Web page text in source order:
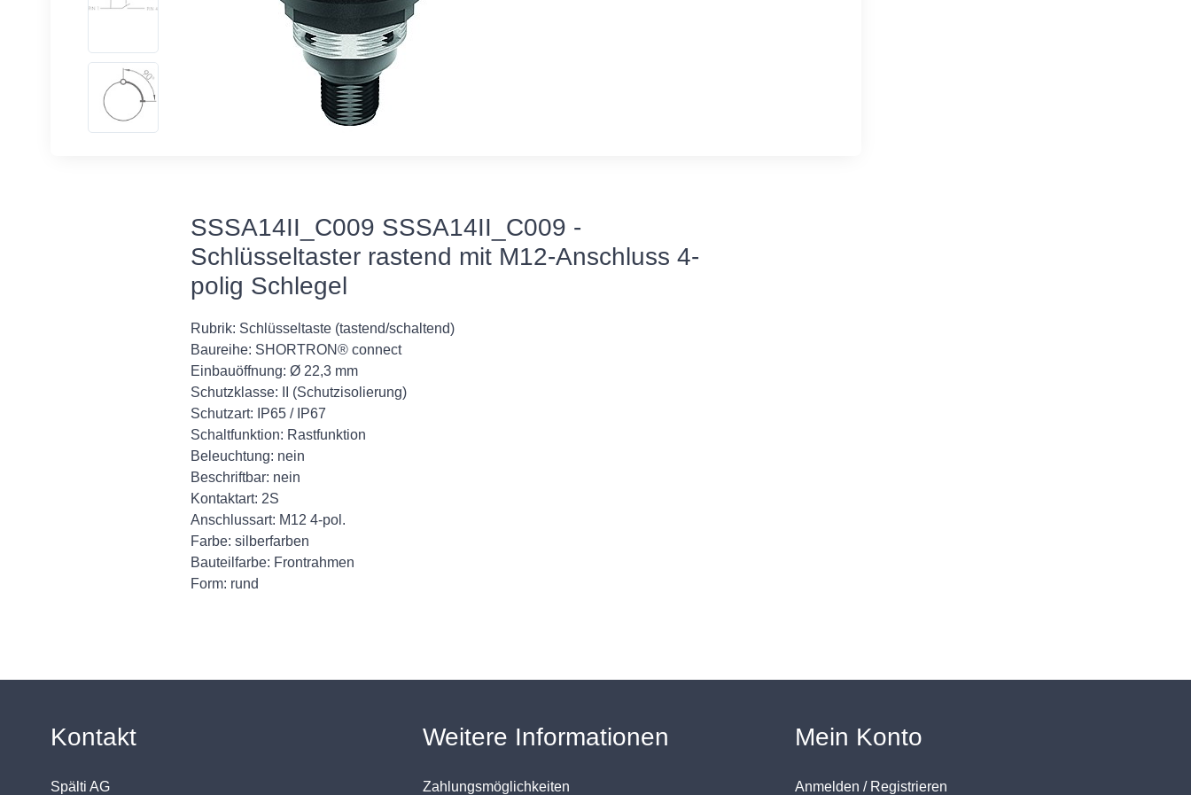
SSSA14II_C009 SSSA14II_C009 -
Schlüsseltaster rastend mit M12-Anschluss 4-
polig Schlegel
Rubrik: Schlüsseltaste (tastend/schaltend)
Baureihe: SHORTRON® connect
Einbauöffnung: Ø 22,3 mm
Schutzklasse: II (Schutzisolierung)
Schutzart: IP65 / IP67
Schaltfunktion: Rastfunktion
Beleuchtung: nein
Beschriftbar: nein
Kontaktart: 2S
Anschlussart: M12 4-pol.
Farbe: silberfarben
Bauteilfarbe: Frontrahmen
Form: rund
Kontakt
Spälti AG
Weitere Informationen
Zahlungsmöglichkeiten
Mein Konto
Anmelden / Registrieren